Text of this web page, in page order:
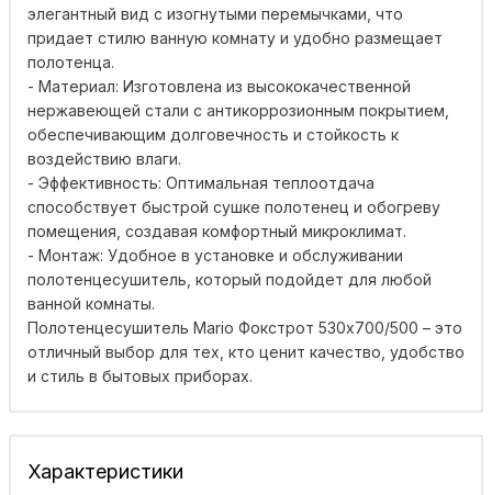
элегантный вид с изогнутыми перемычками, что
придает стилю ванную комнату и удобно размещает
полотенца.
- Материал: Изготовлена ​​из высококачественной
нержавеющей стали с антикоррозионным покрытием,
обеспечивающим долговечность и стойкость к
воздействию влаги.
- Эффективность: Оптимальная теплоотдача
способствует быстрой сушке полотенец и обогреву
помещения, создавая комфортный микроклимат.
- Монтаж: Удобное в установке и обслуживании
полотенцесушитель, который подойдет для любой
ванной комнаты.
Полотенцесушитель Mario Фокстрот 530x700/500 – это
отличный выбор для тех, кто ценит качество, удобство
и стиль в бытовых приборах.
Характеристики